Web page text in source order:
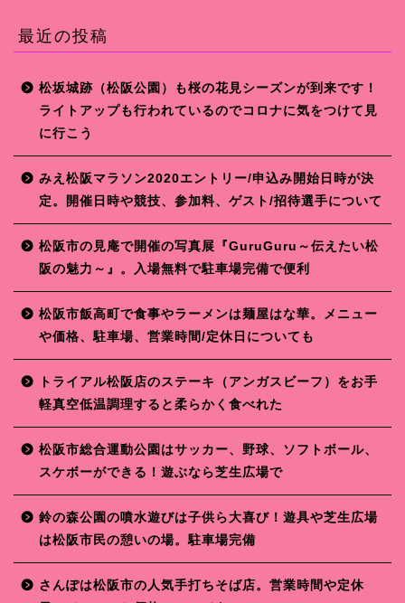
最近の投稿
松坂城跡（松阪公園）も桜の花見シーズンが到来です！
ライトアップも行われているのでコロナに気をつけて見
に行こう
みえ松阪マラソン2020エントリー/申込み開始日時が決
定。開催日時や競技、参加料、ゲスト/招待選手について
松阪市の見庵で開催の写真展『GuruGuru～伝えたい松
阪の魅力～』。入場無料で駐車場完備で便利
松阪市飯高町で食事やラーメンは麺屋はな華。メニュー
や価格、駐車場、営業時間/定休日についても
トライアル松阪店のステーキ（アンガスビーフ）をお手
軽真空低温調理すると柔らかく食べれた
松阪市総合運動公園はサッカー、野球、ソフトボール、
スケボーができる！遊ぶなら芝生広場で
鈴の森公園の噴水遊びは子供ら大喜び！遊具や芝生広場
は松阪市民の憩いの場。駐車場完備
さんぽは松阪市の人気手打ちそば店。営業時間や定休